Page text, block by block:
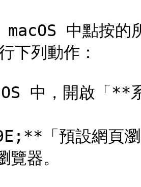
macOS 中點按
下列動作：
中，開啟「**
「預設網頁
器。